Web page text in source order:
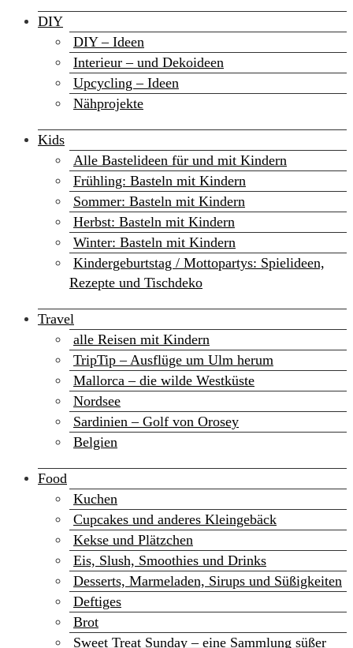
DIY
DIY – Ideen
Interieur – und Dekoideen
Upcycling – Ideen
Nähprojekte
Kids
Alle Bastelideen für und mit Kindern
Frühling: Basteln mit Kindern
Sommer: Basteln mit Kindern
Herbst: Basteln mit Kindern
Winter: Basteln mit Kindern
Kindergeburtstag / Mottopartys: Spielideen,
Rezepte und Tischdeko
Travel
alle Reisen mit Kindern
TripTip – Ausflüge um Ulm herum
Mallorca – die wilde Westküste
Nordsee
Sardinien – Golf von Orosey
Belgien
Food
Kuchen
Cupcakes und anderes Kleingebäck
Kekse und Plätzchen
Eis, Slush, Smoothies und Drinks
Desserts, Marmeladen, Sirups und Süßigkeiten
Deftiges
Brot
Sweet Treat Sunday – eine Sammlung süßer